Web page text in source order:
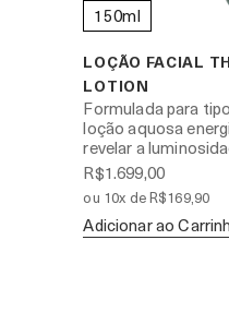
150ml
LOÇÃO FACIAL
LOTION
Formulada para
loção aquosa
revelar a
R$1.699,00
ou 10x de R$169,90
Adicionar ao